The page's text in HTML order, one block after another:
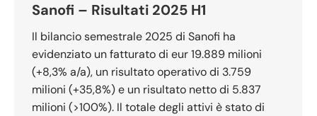
Sanofi – Risultati 2025 H1
Il bilancio semestrale 2025 di Sanofi ha
evidenziato un fatturato di eur 19.889 milioni
(+8,3% a/a), un risultato operativo di 3.759
milioni (+35,8%) e un risultato netto di 5.837
milioni (>100%). Il totale degli attivi è stato di